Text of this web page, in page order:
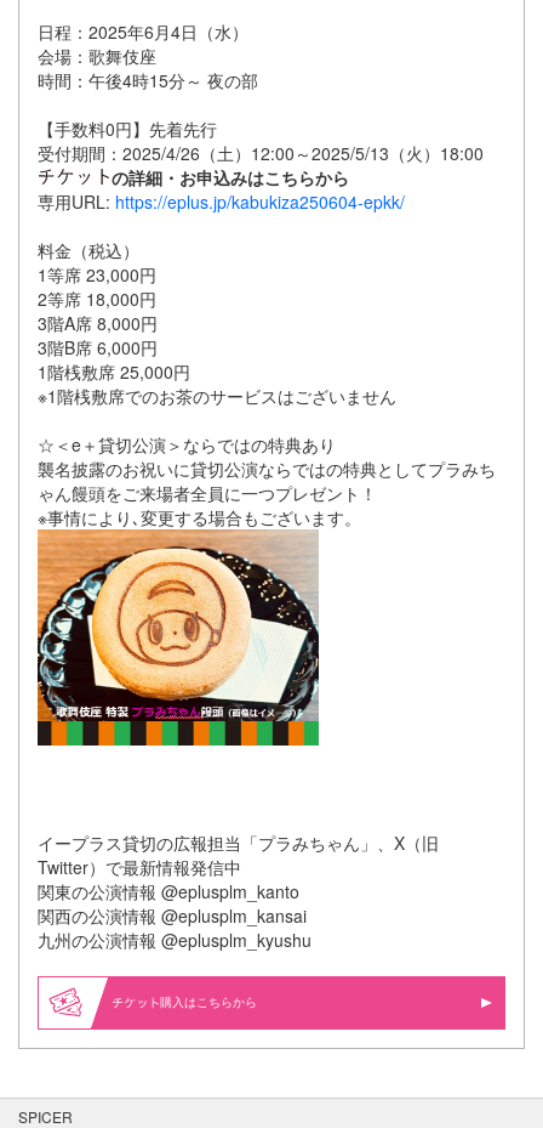
日程：2025年6月4日（水）
会場：歌舞伎座
時間：午後4時15分～ 夜の部
【手数料0円】先着先行
受付期間：2025/4/26（土）12:00～2025/5/13（火）18:00
の詳細・お申込みはこちらから
専用URL: https://eplus.jp/kabukiza250604-epkk/
料金（税込）
1等席 23,000円
2等席 18,000円
3階A席 8,000円
3階B席 6,000円
1階桟敷席 25,000円
※1階桟敷席でのお茶のサービスはございません
☆＜e＋貸切公演＞ならではの特典あり
襲名披露のお祝いに貸切公演ならではの特典としてプラみち
ゃん饅頭をご来場者全員に一つプレゼント！
※事情により､変更する場合もございます。
イープラス貸切の広報担当「プラみちゃん」、X（旧
Twitter）で最新情報発信中
関東の公演情報 @eplusplm_kanto
関⻄の公演情報 @eplusplm_kansai
九州の公演情報 @eplusplm_kyushu
購入はこちらから
SPICER